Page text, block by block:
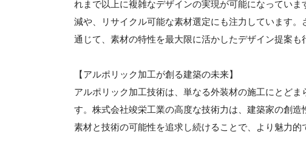
れまで以上に複雑なデザインの実現が可能になってい
減や、リサイクル可能な素材選定にも注力しています
通じて、素材の特性を最大限に活かしたデザイン提案
【アルポリック加工が創る建築の未来】
アルポリック加工技術は、単なる外装材の施工にとど
す。株式会社竣栄工業の高度な技術力は、建築家の創
素材と技術の可能性を追求し続けることで、より魅力